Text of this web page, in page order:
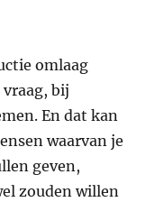
omlaag
bij
En dat kan
waarvan je
geven,
zouden willen